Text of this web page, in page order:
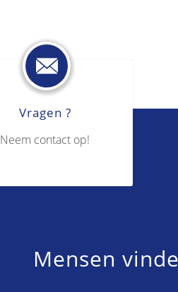
Vragen ?
Neem contact op!
Mensen